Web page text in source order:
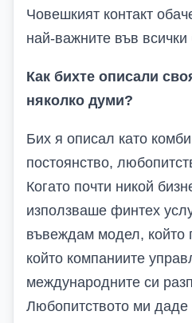
Човешкият контакт
най-важните във
Как бихте описали
няколко думи?
Бих я описал като
постоянство,
Когато почти никой
използваше финтех
въвеждам модел, който
който компаниите
международните си
Любопитството ми даде